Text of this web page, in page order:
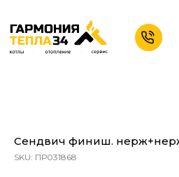
Сендвич финиш.
SKU: ПР031868